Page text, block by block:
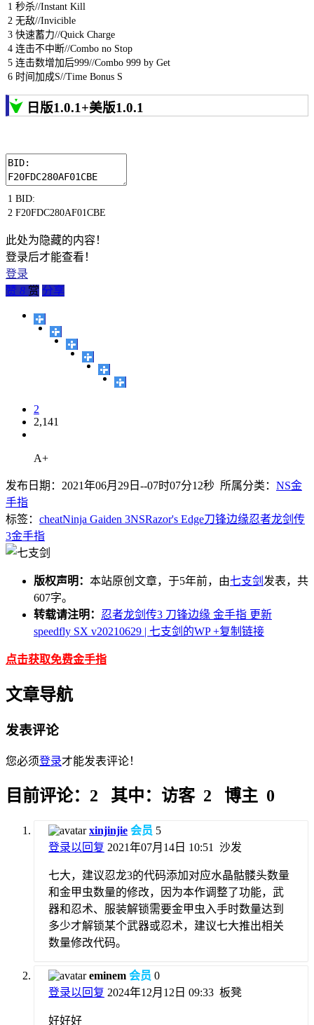
1
2
3
4
5
6
秒杀//Instant Kill
无敌//Invicible
快速蓄力//Quick Charge
连击不中断//Combo no Stop
连击数增加后999//Combo 999 by Get
时间加成S//Time Bonus S
日版1.0.1+美版1.0.1
1
2
BID:
F20FDC280AF01CBE
此处为隐藏的内容！
登录后才能查看！
登录
赞 8 赏 分享
2
2,141
A+
发布日期：2021年06月29日--07时07分12秒 所属分类： NS金
手指
标签： cheatNinja Gaiden 3NSRazor's Edge刀锋边缘忍者龙剑传
3金手指
版权声明： 本站原创文章，于5年前，由七支剑 发表，共
607字。
转载请注明： 忍者龙剑传3 刀锋边缘 金手指 更新
speedfly SX v20210629 | 七支剑的WP+复制链接
点击获取免费金手指
文章导航
发表评论
您必须登录才能发表评论！
目前评论：2 其中：访客 2 博主 0
xinjinjie 会员 5
登录以回复 2021年07月14日 10:51 沙发
七大，建议忍龙3的代码添加对应水晶骷髅头数量
和金甲虫数量的修改，因为本作调整了功能，武
器和忍术、服装解锁需要金甲虫入手时数量达到
多少才解锁某个武器或忍术，建议七大推出相关
数量修改代码。
eminem 会员 0
登录以回复 2024年12月12日 09:33 板凳
好好好